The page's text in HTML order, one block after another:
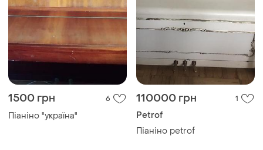
1500 грн 6
Піаніно "україна"
110000 грн 1
Petrof
Піаніно petrof